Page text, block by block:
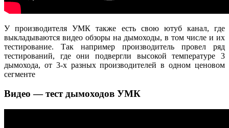
У производителя УМК также есть свою ютуб канал, где
выкладываются видео обзоры на дымоходы, в том числе и их
тестирование. Так например производитель провел ряд
тестирований, где они подвергли высокой температуре 3
дымохода, от 3-х разных производителей в одном ценовом
сегменте
Видео — тест дымоходов УМК